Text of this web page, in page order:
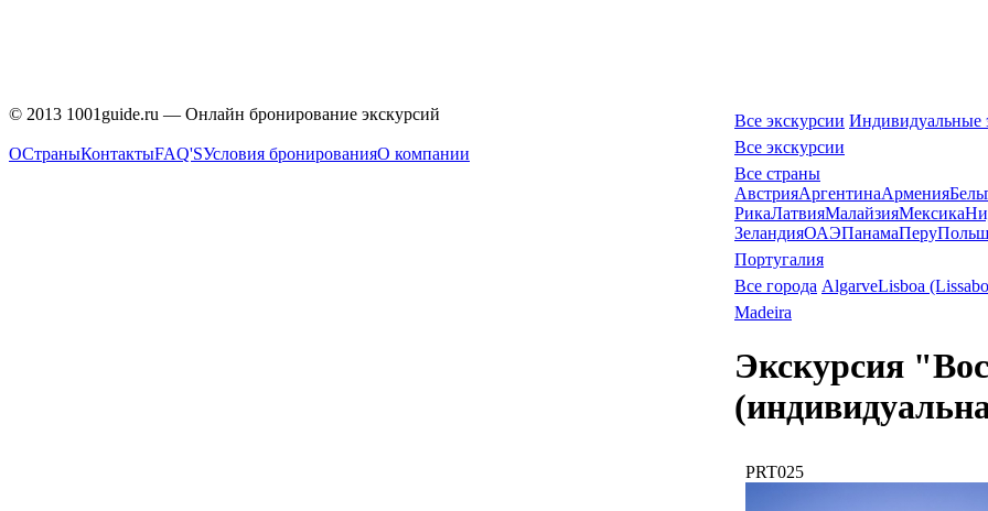
Все экскурсии Индивидуальные
Все экскурсии
Все страны
АвстрияАргентинаАрмения
РикаЛатвияМалайзияМексика
ЗеландияОАЭПанамаПеру
Португалия
Все города AlgarveLisboa
Madeira
Экскурсия
PRT025
© 2013 1001guide.ru — Онлайн бронирование экскурсий
ОСтраныКонтактыFAQ'SУсловия бронированияО компании